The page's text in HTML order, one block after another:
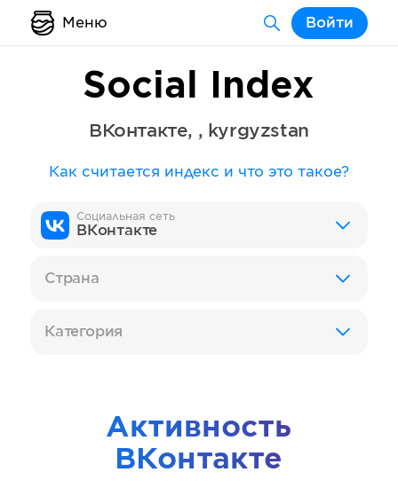
Меню Войти
Social Index
ВКонтакте, , kyrgyzstan
Как считается индекс и что это такое?
Социальная сеть
ВКонтакте
Страна
Категория
Активность
ВКонтакте